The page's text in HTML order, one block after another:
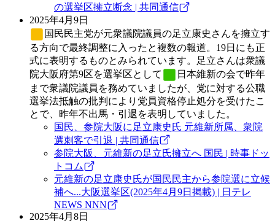
の選挙区擁立断念 | 共同通信
2025年4月9日
国民民主党が元衆議院議員の足立康史さんを擁立す
る方向で最終調整に入ったと複数の報道。19日にも正
式に表明するものとみられています。足立さんは衆議
院大阪府第9区を選挙区として
日本維新の会で昨年
まで衆議院議員を務めていましたが、党に対する公職
選挙法抵触の批判により党員資格停止処分を受けたこ
とで、昨年不出馬・引退を表明していました。
国民、参院大阪に足立康史氏 元維新所属、衆院
選刺客で引退 | 共同通信
参院大阪、元維新の足立氏擁立へ 国民 | 時事ドッ
トコム
元維新の足立康史氏が国民民主から参院選に立候
補へ...大阪選挙区(2025年4月9日掲載) | 日テレ
NEWS NNN
2025年4月8日